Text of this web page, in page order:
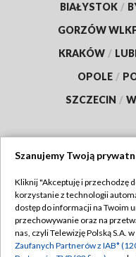
BIAŁYSTOK /
GORZÓW
KRAKÓW /
OPOLE /
SZCZECIN /
Abonament TVP
Emisja w TVP
Szanujemy Twoją
Kliknij "Akceptuję i przechodzę
korzystanie z technologii
dostęp do informacji na Twoim
przechowywanie oraz na
nas, czyli Telewizję Polską S.A.
Zaufanych Partnerów z IAB*